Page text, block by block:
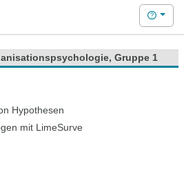
Hilfe
Gruppe 1
Hypothesen
mit LimeSurve